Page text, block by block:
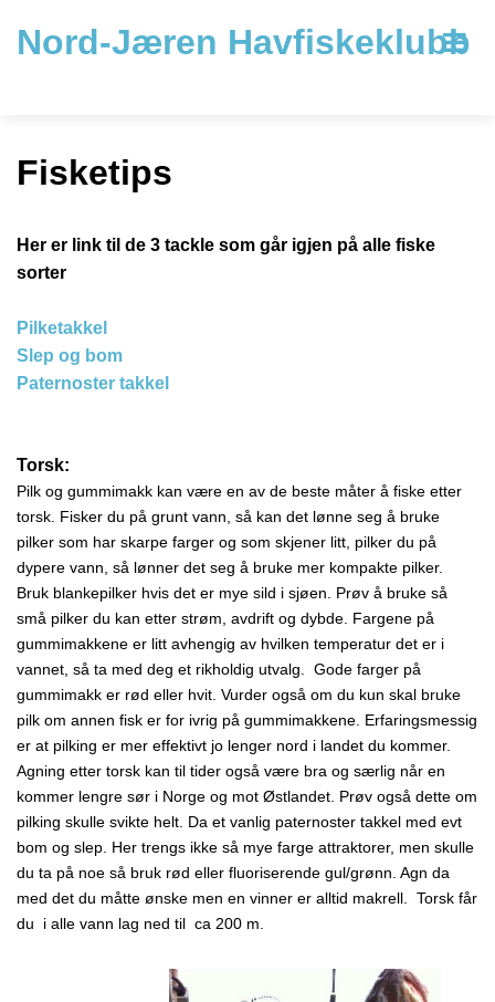
Nord-Jæren Havfiskeklubb
Fisketips
Her er link til de 3 tackle som går igjen på alle fiske
sorter
Pilketakkel
Slep og bom
Paternoster takkel
Torsk:
Pilk og gummimakk kan være en av de beste måter å fiske etter
torsk. Fisker du på grunt vann, så kan det lønne seg å bruke
pilker som har skarpe farger og som skjener litt, pilker du på
dypere vann, så lønner det seg å bruke mer kompakte pilker.
Bruk blankepilker hvis det er mye sild i sjøen. Prøv å bruke så
små pilker du kan etter strøm, avdrift og dybde. Fargene på
gummimakkene er litt avhengig av hvilken temperatur det er i
vannet, så ta med deg et rikholdig utvalg. Gode farger på
gummimakk er rød eller hvit. Vurder også om du kun skal bruke
pilk om annen fisk er for ivrig på gummimakkene. Erfaringsmessig
er at pilking er mer effektivt jo lenger nord i landet du kommer.
Agning etter torsk kan til tider også være bra og særlig når en
kommer lengre sør i Norge og mot Østlandet. Prøv også dette om
pilking skulle svikte helt. Da et vanlig paternoster takkel med evt
bom og slep. Her trengs ikke så mye farge attraktorer, men skulle
du ta på noe så bruk rød eller fluoriserende gul/grønn. Agn da
med det du måtte ønske men en vinner er alltid makrell. Torsk får
du i alle vann lag ned til ca 200 m.